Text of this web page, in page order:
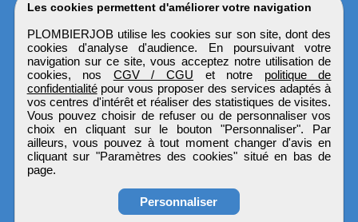
Les cookies permettent d'améliorer votre navigation
PLOMBIERJOB utilise les cookies sur son site, dont des
cookies d'analyse d'audience. En poursuivant votre
navigation sur ce site, vous acceptez notre utilisation de
cookies, nos CGV / CGU et notre politique de
confidentialitépour vous proposer des services adaptés à
vos centres d'intérêt et réaliser des statistiques de visites.
Vous pouvez choisir de refuser ou de personnaliser vos
choix en cliquant sur le bouton "Personnaliser". Par
ailleurs, vous pouvez à tout moment changer d'avis en
cliquant sur "Paramètres des cookies" situé en bas de
page.
Personnaliser